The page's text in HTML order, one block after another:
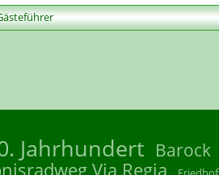
Jahrhundert Barock
Via Regia